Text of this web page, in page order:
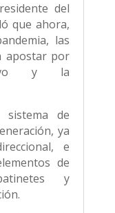
del
que ahora,
las
apostar por
y la
de
ya
e
de
y